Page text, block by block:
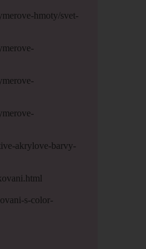
hmoty/svet-
akrylove-barvy-
s-color-